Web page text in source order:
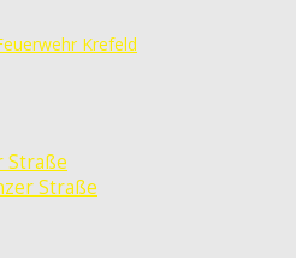
Krefeld
Straße
Straße